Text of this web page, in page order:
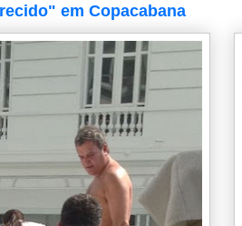
em Copacabana